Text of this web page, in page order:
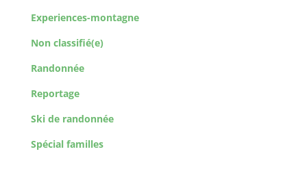
Experiences-montagne
Non classifié(e)
Randonnée
Reportage
Ski de randonnée
Spécial familles